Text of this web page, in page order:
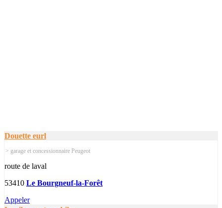
Douette eurl
> garage et concessionnaire Peugeot
route de laval
53410 Le Bourgneuf-la-Forêt
Appeler